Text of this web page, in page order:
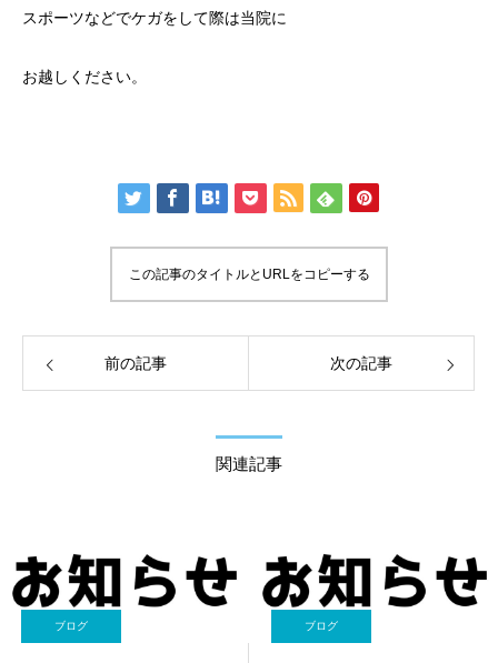
スポーツなどでケガをして際は当院に
お越しください。
この記事のタイトルとURLをコピーする
前の記事 次の記事
関連記事
ブログ ブログ